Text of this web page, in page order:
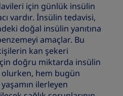
için günlük insülin
vardır. İnsülin tedavisi,
doğal insülin yanıtına
amaçlar. Bu
kan şekeri
doğru miktarda insülin
olurken, hem bugün
ilerleyen